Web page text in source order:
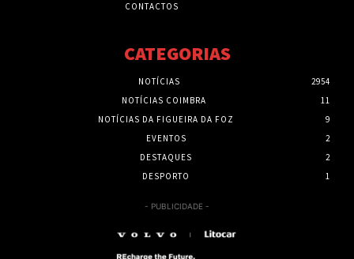
CONTACTOS
CATEGORIAS
NOTÍCIAS
2954
NOTÍCIAS COIMBRA
11
NOTÍCIAS DA FIGUEIRA DA FOZ
9
EVENTOS
2
DESTAQUES
2
DESPORTO
1
- PUBLICIDADE -